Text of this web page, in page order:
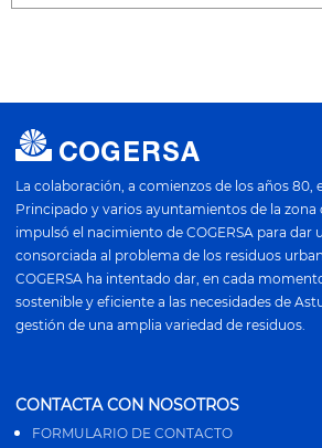
La colaboración, a comienzos de los años 80,
Principado y varios ayuntamientos de la zona
impulsó el nacimiento de COGERSA para dar
consorciada al problema de los residuos
COGERSA ha intentado dar, en cada
sostenible y eficiente a las necesidades de
gestión de una amplia variedad de residuos.
CONTACTA CON NOSOTROS
FORMULARIO DE CONTACTO